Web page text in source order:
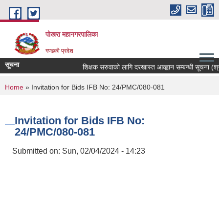
Skip to main content
पोखरा महानगरपालिका
गण्डकी प्रदेश
सूचना शिक्षक सरुवाको लागि दरखास्त आव्ह्वान सम्बन्धी सूचना (श्री
You are here
Home » Invitation for Bids IFB No: 24/PMC/080-081
Invitation for Bids IFB No:
24/PMC/080-081
Submitted on: Sun, 02/04/2024 - 14:23